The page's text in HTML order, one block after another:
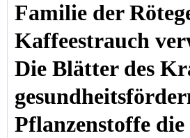
Familie der
Kaffeestrauch
Die Blätter des
Pflanzenstoffe